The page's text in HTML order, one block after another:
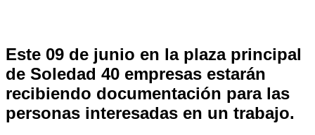
Este 09 de junio en la plaza principal
de Soledad 40 empresas estarán
recibiendo documentación para las
personas interesadas en un trabajo.